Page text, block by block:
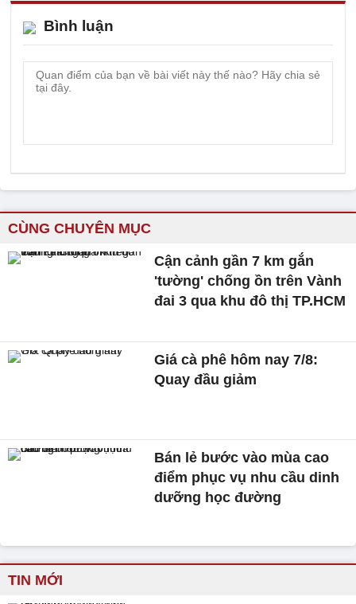
Bình luận
CÙNG CHUYÊN MỤC
Cận cảnh gần 7 km gắn
'tường' chống ồn trên Vành
đai 3 qua khu đô thị TP.HCM
Giá cà phê hôm nay 7/8:
Quay đầu giảm
Bán lẻ bước vào mùa cao
điểm phục vụ nhu cầu dinh
dưỡng học đường
TIN MỚI